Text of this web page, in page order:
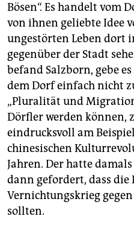
Bösen“. Es handelt vom
von ihnen geliebte Idee
ungestörten Leben dort
gegenüber der Stadt
befand Salzborn, gebe
dem Dorf einfach nicht
„Pluralität und
Dörfler werden können,
eindrucksvoll am
chinesischen
Jahren. Der hatte
dann gefordert, dass die
Vernichtungskrieg
sollten.